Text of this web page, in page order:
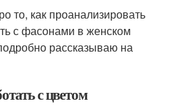
то, как проанализировать
с фасонами в женском
рассказываю на
с цветом